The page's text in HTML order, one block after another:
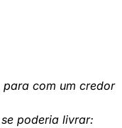
para com um credor
poderia livrar: